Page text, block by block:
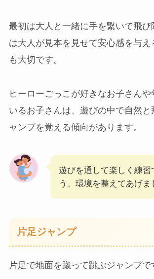
最初は大人と一緒に手を繋いで飛び
は大人が見本を見せて安心感を与え
も大切です。
ヒーローごっこが好きなお子さん
いるお子さんは、遊びの中で自然と
ャンプを覚える傾向があります。
遊びを通して楽しく練習
う、環境を整えてあげま
片足ジャンプ
片足で地面を蹴って跳ぶジャンプで